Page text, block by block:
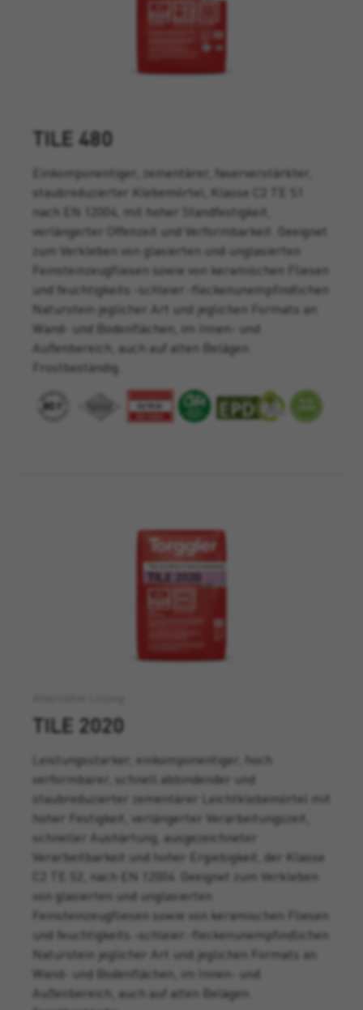
TILE 480
Einkomponentiger, zementärer, faserverstärkter,
staubreduzierter Klebemörtel, Klasse C2 TE S1
nach EN 12004, mit hoher Standfestigkeit,
verlängerter Offenzeit und Verformbarkeit. Geeignet
zum Verkleben von glasierten und unglasierten
Feinsteinzeugfliesen sowie von keramischen Fliesen
und feuchtigkeits.-schleier.-fleckenunempfindlichen
Naturstein jeglicher Art und jeglichen Formats an
Wand- und Bodenflächen, im Innen- und
Außenbereich, auch auf alten Belägen.
Frostbeständig.
TILE 2020
Leistungsstarker, einkomponentiger, hoch
verformbarer, schnell abbindender und
staubreduzierter zementärer Leichtklebemörtel mit
hoher Festigkeit, verlängerter Verarbeitungszeit,
schneller Aushärtung, ausgezeichneter
Verarbeitbarkeit und hoher Ergiebigkeit, der Klasse
C2 TE S2, nach EN 12004. Geeignet zum Verkleben
von glasierten und unglasierten
Feinsteinzeugfliesen sowie von keramischen Fliesen
und feuchtigkeits.-schleier.-fleckenunempfindlichen
Naturstein jeglicher Art und jeglichen Formats an
Wand- und Bodenflächen, im Innen- und
Außenbereich, auch auf alten Belägen.